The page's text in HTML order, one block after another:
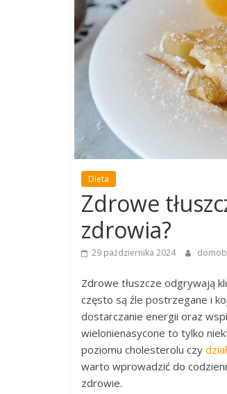
Dieta
Zdrowe
zdrowia?
29 października 2024
Zdrowe tłuszcze odgrywają
często są źle postrzegane i
dostarczanie energii oraz
wielonienasycone to tylko
poziomu cholesterolu czy
warto wprowadzić do
zdrowie.